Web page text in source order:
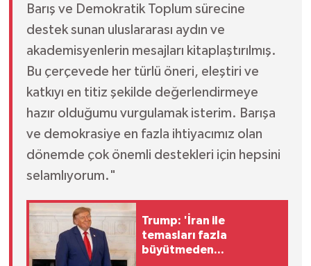
Barış ve Demokratik Toplum sürecine
destek sunan uluslararası aydın ve
akademisyenlerin mesajları kitaplaştırılmış.
Bu çerçevede her türlü öneri, eleştiri ve
katkıyı en titiz şekilde değerlendirmeye
hazır olduğumu vurgulamak isterim. Barışa
ve demokrasiye en fazla ihtiyacımız olan
dönemde çok önemli destekleri için hepsini
selamlıyorum."
Trump: 'İran ile
temasları fazla
büyütmeden